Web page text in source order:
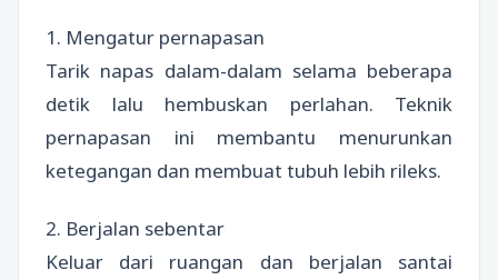
1. Mengatur pernapasan
Tarik napas dalam-dalam selama beberapa
detik lalu hembuskan perlahan. Teknik
pernapasan ini membantu menurunkan
ketegangan dan membuat tubuh lebih rileks.
2. Berjalan sebentar
Keluar dari ruangan dan berjalan santai